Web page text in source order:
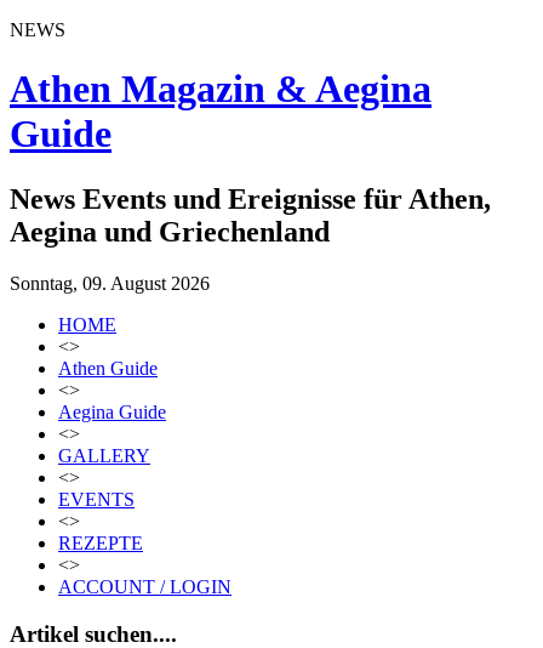
NEWS
Athen Magazin & Aegina
Guide
News Events und Ereignisse für Athen,
Aegina und Griechenland
Sonntag, 09. August 2026
HOME
<>
Athen Guide
<>
Aegina Guide
<>
GALLERY
<>
EVENTS
<>
REZEPTE
<>
ACCOUNT / LOGIN
Artikel suchen....